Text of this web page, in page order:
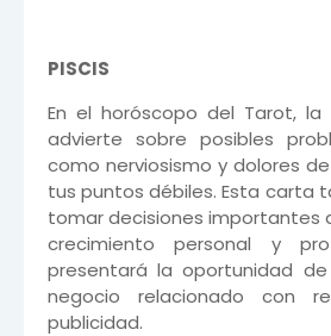
PISCIS
En el horóscopo del Tarot, la
advierte sobre posibles
como nerviosismo y dolores
tus puntos débiles. Esta carta
tomar decisiones importantes
crecimiento personal y
presentará la oportunidad
negocio relacionado con
publicidad.